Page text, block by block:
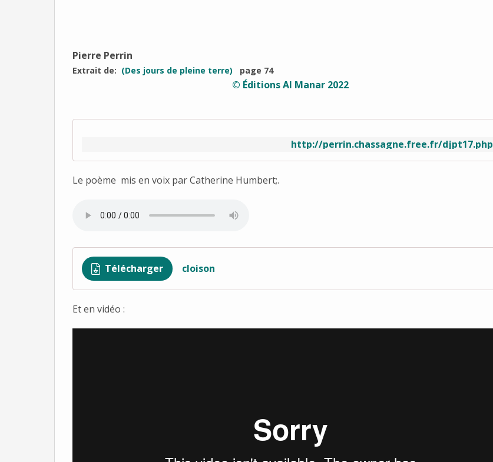
Pierre Perrin
Extrait de: (Des jours de pleine terre) page 74
© Éditions Al Manar 2022
http://perrin.chassagne.free.fr/djpt17.php
Le poème mis en voix par Catherine Humbert;.
Télécharger cloison
Et en vidéo :